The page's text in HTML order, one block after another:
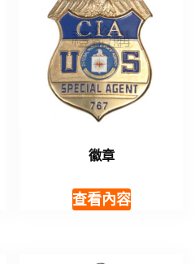
徽章
查看內容